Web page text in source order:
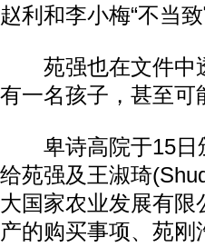
赵利和李小梅“不当
苑强也在文件中透
有一名孩子，甚至可
卑诗高院于15日
给苑强及王淑琦
大国家农业发展有限
产的购买事项、苑